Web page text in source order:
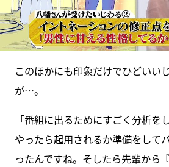
このほかにも印象だけでひどいい
が…。
「番組に出るためにすごく分析を
やったら起用されるか準備をして
ったんですね。そしたら先輩から